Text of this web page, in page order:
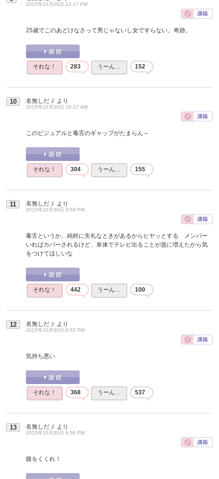
2015年10月26日 12:17 PM
25歳でこのあどけなさって男じゃないし女ですらない。奇跡。
それな！ 283 うーん… 152
10 名無しだＪ より
2015年10月30日 10:17 AM
このビジュアルと毒舌のギャップがたまらん～
それな！ 304 うーん… 155
11 名無しだＪ より
2015年10月30日 3:59 PM
毒舌というか、純粋に失礼なときがあるからヒヤッとする メンバー
いればカバーされるけど、単体でテレビ出ることが急に増えたから気
をつけてほしいな
それな！ 442 うーん… 100
12 名無しだＪ より
2015年10月30日 6:52 PM
気持ち悪い
それな！ 368 うーん… 537
13 名無しだＪ より
2015年10月30日 6:56 PM
腹をくくれ！